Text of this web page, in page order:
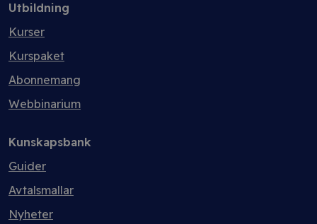
Utbildning
Kurser
Kurspaket
Abonnemang
Webbinarium
Kunskapsbank
Guider
Avtalsmallar
Nyheter